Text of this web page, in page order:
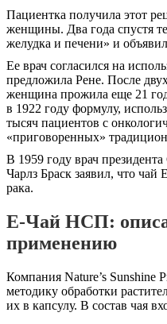
Пациентка получила этот
женщины. Два года спустя
желудка и печени» и
Ее врач согласился на
предложила Рене. После
женщина прожила еще 21
в 1922 году формулу,
тысяч пациентов с
«приговоренных»
В 1959 году врач
Чарлз Браск заявил, что чай
рака.
Е-Чай НСП:
применению
Компания Nature’s Sunshine
методику обработки
их в капсулу. В состав чая